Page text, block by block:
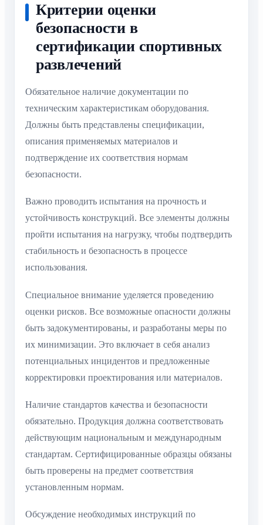
Критерии оценки
безопасности в
сертификации спортивных
развлечений
Обязательное наличие документации по
техническим характеристикам оборудования.
Должны быть представлены спецификации,
описания применяемых материалов и
подтверждение их соответствия нормам
безопасности.
Важно проводить испытания на прочность и
устойчивость конструкций. Все элементы должны
пройти испытания на нагрузку, чтобы подтвердить
стабильность и безопасность в процессе
использования.
Специальное внимание уделяется проведению
оценки рисков. Все возможные опасности должны
быть задокументированы, и разработаны меры по
их минимизации. Это включает в себя анализ
потенциальных инцидентов и предложенные
корректировки проектирования или материалов.
Наличие стандартов качества и безопасности
обязательно. Продукция должна соответствовать
действующим национальным и международным
стандартам. Сертифицированные образцы обязаны
быть проверены на предмет соответствия
установленным нормам.
Обсуждение необходимых инструкций по